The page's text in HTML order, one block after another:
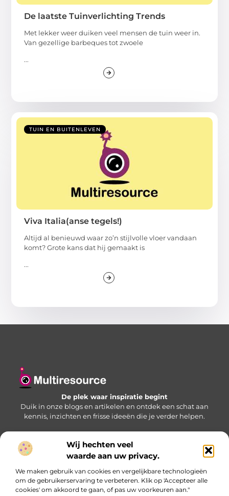
Wij hechten veel
waarde aan uw privacy.
We maken gebruik van cookies en vergelijkbare technologieën
om de gebruikerservaring te verbeteren. Klik op 'Accepteer alle
cookies' om akkoord te gaan, of pas uw voorkeuren aan."
De laatste Tuinverlichting Trends
Met lekker weer duiken veel mensen de tuin weer in.
Van gezellige barbeques tot zwoele
...
TUIN EN BUITENLEVEN
Viva Italia(anse tegels!)
Altijd al benieuwd waar zo’n stijlvolle vloer vandaan
komt? Grote kans dat hij gemaakt is
...
De plek waar inspiratie begint
Duik in onze blogs en artikelen en ontdek een schat aan
kennis, inzichten en frisse ideeën die je verder helpen.
Bericht categorie